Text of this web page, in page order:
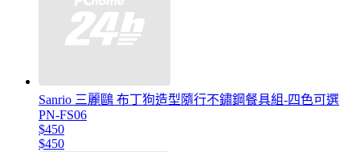
Sanrio 三麗鷗 布丁狗造型隨行不鏽鋼餐具組-四色可選
PN-FS06
$450
$450